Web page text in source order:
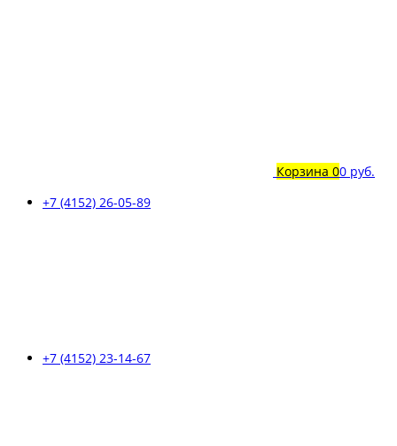
Корзина 00 руб.
+7 (4152) 26-05-89
+7 (4152) 23-14-67